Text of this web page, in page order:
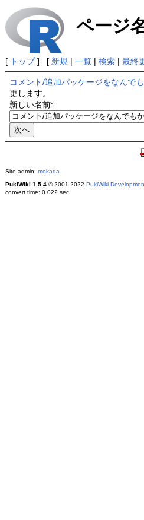
ページ
[ トップ] [ 新規 | 一覧| 検索| 最終
コメント/追加パッケージをなんで
更します。
新しい名前:
Site admin: mokada
PukiWiki 1.5.4© 2001-2022 PukiWiki
convert time: 0.022 sec.